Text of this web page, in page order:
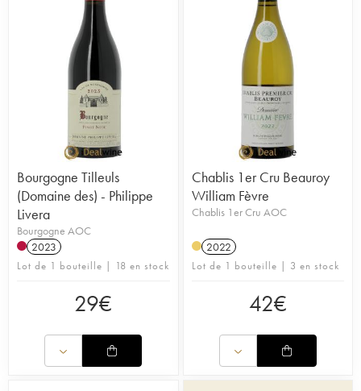
Bourgogne Tilleuls
(Domaine des) - Philippe
Livera
Bourgogne AOC
2023
Lot de 1 bouteille | 18 en stock
29€
Chablis 1er Cru Beauroy
William Fèvre
Chablis 1er Cru AOC
2022
Lot de 1 bouteille | 3 en stock
42€